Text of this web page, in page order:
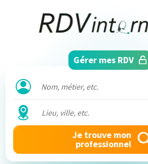
directement
Gérer mes RDV
Je trouve mon
professionnel